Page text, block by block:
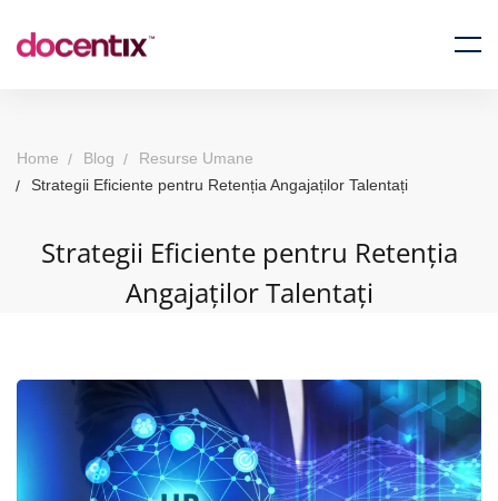
Home Blog
Resurse Umane
Strategii Eficiente pentru Retenția Angajaților Talentați
Strategii Eficiente pentru Retenția
Angajaților Talentați